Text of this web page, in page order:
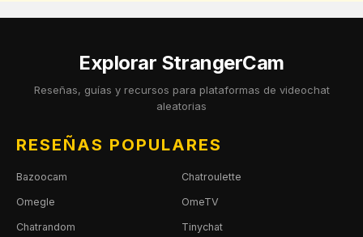
Explorar StrangerCam
Reseñas, guías y recursos para plataformas de videochat
aleatorias
RESEÑAS POPULARES
Bazoocam Chatroulette
Omegle OmeTV
Chatrandom Tinychat